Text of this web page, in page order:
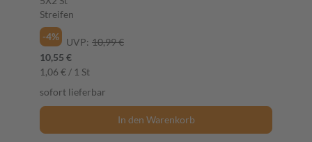
Streifen
-4%
UVP: 10,99 €
10,55 €
1,06 € / 1 St
sofort lieferbar
In den Warenkorb